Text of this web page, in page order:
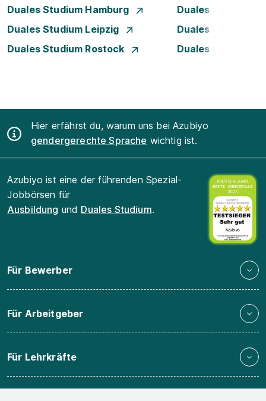
Duales Studium Hamburg
Duales Studium
Duales Studium Leipzig
Duales Studium
Duales Studium Rostock
Duales Studium
Hier erfährst du, warum uns bei Azubiyo
gendergerechte Sprache wichtig ist.
Azubiyo ist eine der führenden Spezial-
Jobbörsen für
Ausbildung und Duales Studium.
Für Bewerber
Für Arbeitgeber
Für Lehrkräfte